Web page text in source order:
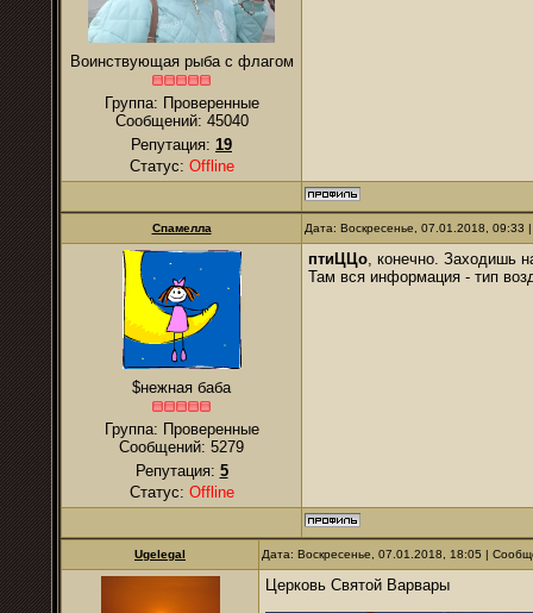
Воинствующая рыба с флагом
Группа: Проверенные
Сообщений: 45040
Репутация: 19
Статус: Offline
Спамелла Дата: Воскресенье, 07.01.2018,
$нежная баба
Группа: Проверенные
Сообщений: 5279
Репутация: 5
Статус: Offline
птиЦЦо, конечно. Заходишь
Там вся информация - тип
Ugelegal Дата: Воскресенье, 07.01.2018, 18:05 |
Церковь Святой Варвары